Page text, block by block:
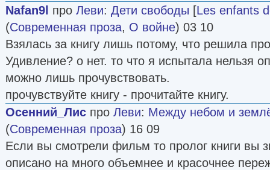
Nafan9l про Леви: Дети свободы [Les enfants
(Современная проза, О войне) 03 10
Взялась за книгу лишь потому, что решила
Удивление? о нет. то что я испытала нельзя
можно лишь прочувствовать.
прочувствуйте книгу - прочитайте книгу.
Осенний_Лис про Леви: Между небом и
(Современная проза) 16 09
Если вы смотрели фильм то пролог книги вы
описано на много объемнее и красочнее